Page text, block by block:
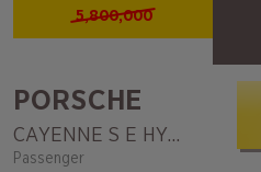
5,800,000
PORSCHE
CAYENNE S E HYBRID PLATINUM
Passenger